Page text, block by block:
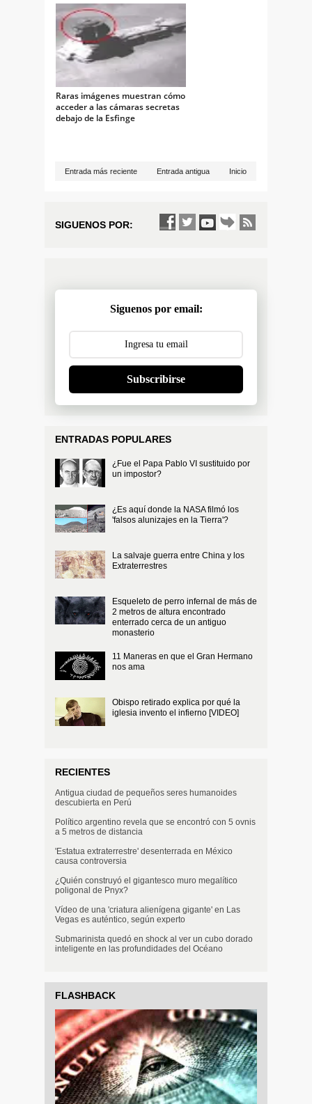
Raras imágenes muestran cómo
acceder a las cámaras secretas
debajo de la Esfinge
Entrada más reciente Entrada antigua Inicio
SIGUENOS POR:
Siguenos por email:
Subscribirse
ENTRADAS POPULARES
¿Fue el Papa Pablo VI sustituido por
un impostor?
¿Es aquí donde la NASA filmó los
'falsos alunizajes en la Tierra'?
La salvaje guerra entre China y los
Extraterrestres
Esqueleto de perro infernal de más de
2 metros de altura encontrado
enterrado cerca de un antiguo
monasterio
11 Maneras en que el Gran Hermano
nos ama
Obispo retirado explica por qué la
iglesia invento el infierno [VIDEO]
RECIENTES
Antigua ciudad de pequeños seres humanoides
descubierta en Perú
Político argentino revela que se encontró con 5 ovnis
a 5 metros de distancia
'Estatua extraterrestre' desenterrada en México
causa controversia
¿Quién construyó el gigantesco muro megalítico
poligonal de Pnyx?
Vídeo de una 'criatura alienígena gigante' en Las
Vegas es auténtico, según experto
Submarinista quedó en shock al ver un cubo dorado
inteligente en las profundidades del Océano
FLASHBACK